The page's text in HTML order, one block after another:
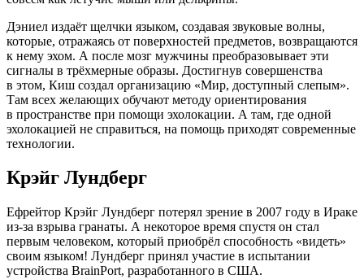
Дэниел издаёт щелчки языком, создавая звуковые волны,
которые, отражаясь от поверхностей предметов, возвращаются
к нему эхом. А после мозг мужчины преобразовывает эти
сигналы в трёхмерные образы. Достигнув совершенства
в этом, Киш создал организацию «Мир, доступный слепым».
Там всех желающих обучают методу ориентирования
в пространстве при помощи эхолокации. А там, где одной
эхолокацией не справиться, на помощь приходят современные
технологии.
Крэйг Лундберг
Ефрейтор Крэйг Лундберг потерял зрение в 2007 году в Ираке
из-за взрыва гранаты. А некоторое время спустя он стал
первым человеком, который приобрёл способность «видеть»
своим языком! Лундберг принял участие в испытании
устройства BrainPort, разработанного в США.